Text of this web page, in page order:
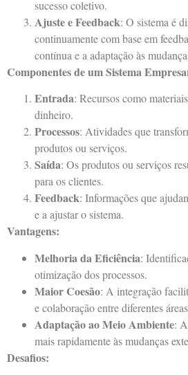
sucesso coletivo.
Ajuste e Feedback: O sistema é
continuamente com base em
contínua e a adaptação às
Componentes de um Sistema
Entrada: Recursos como
dinheiro.
Processos: Atividades que
produtos ou serviços.
Saída: Os produtos ou serviços
para os clientes.
Feedback: Informações que
e a ajustar o sistema.
Vantagens:
Melhoria da Eficiência:
otimização dos processos.
Maior Coesão: A integração
e colaboração entre diferentes
Adaptação ao Meio Ambiente:
mais rapidamente às mudanças
Desafios: